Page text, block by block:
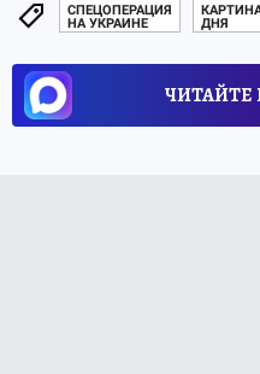
СПЕЦОПЕРАЦИЯ
НА УКРАИНЕ
ДНЯ
ЧИТАЙТЕ